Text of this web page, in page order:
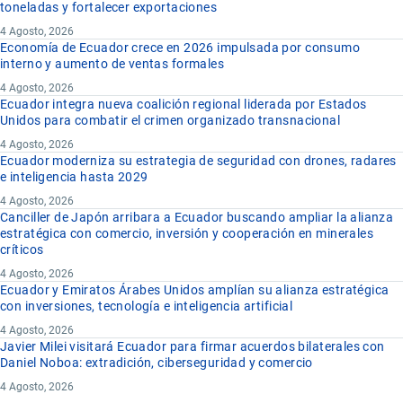
toneladas y fortalecer exportaciones
4 Agosto, 2026
Economía de Ecuador crece en 2026 impulsada por consumo
interno y aumento de ventas formales
4 Agosto, 2026
Ecuador integra nueva coalición regional liderada por Estados
Unidos para combatir el crimen organizado transnacional
4 Agosto, 2026
Ecuador moderniza su estrategia de seguridad con drones, radares
e inteligencia hasta 2029
4 Agosto, 2026
Canciller de Japón arribara a Ecuador buscando ampliar la alianza
estratégica con comercio, inversión y cooperación en minerales
críticos
4 Agosto, 2026
Ecuador y Emiratos Árabes Unidos amplían su alianza estratégica
con inversiones, tecnología e inteligencia artificial
4 Agosto, 2026
Javier Milei visitará Ecuador para firmar acuerdos bilaterales con
Daniel Noboa: extradición, ciberseguridad y comercio
4 Agosto, 2026